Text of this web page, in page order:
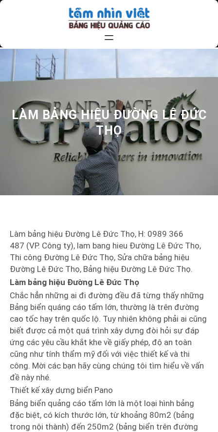
Chuyển
LÀM BẢNG HIỆU ĐƯỜNG LÊ ĐỨC
THỌ
Làm bảng hiệu Đường Lê Đức Thọ, H: 0989 366
487 (VP. Công ty), lam bang hieu Đường Lê Đức Thọ,
Thi công Đường Lê Đức Thọ, Sửa chữa bảng hiệu
Đường Lê Đức Thọ, Bảng hiệu Đường Lê Đức Thọ.
Làm bảng hiệu Đường Lê Đức Thọ
Chắc hẳn những ai đi đường đều đã từng thấy những
Bảng biển quáng cáo tấm lớn, thường là trên đường
cao tốc hay trên quốc lộ. Tuy nhiên không phải ai cũng
biết được cả một quá trình xây dựng đòi hỏi sự đáp
ứng các yêu cầu khắt khe về giấy phép, độ an toàn
cũng như tính thẩm mỹ đối với việc thiết kế và thi
công. Mời các bạn hãy cùng chúng tôi tìm hiểu về vấn
đề này nhé.
Thiết kế xây dựng biển Pano
Bảng biển quảng cáo tấm lớn là một loại hình bảng
đặc biệt, có kích thước lớn, từ khoảng 80m2 (bảng
trong nội thành) đến 250m2 (bảng biển trên đường